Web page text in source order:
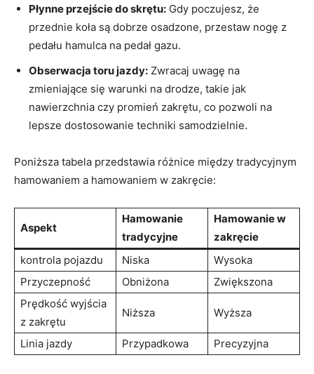
Płynne przejście do skrętu: Gdy poczujesz, że
przednie koła są dobrze osadzone, przestaw nogę z
pedału hamulca na pedał gazu.
Obserwacja toru jazdy: Zwracaj uwagę na
zmieniające się warunki na drodze, takie jak
nawierzchnia czy promień zakrętu, co pozwoli na
lepsze dostosowanie techniki samodzielnie.
Poniższa tabela przedstawia różnice między tradycyjnym
hamowaniem a hamowaniem w zakręcie:
Aspekt
Hamowanie
tradycyjne
Hamowanie w
zakręcie
kontrola pojazdu
Niska
Wysoka
Przyczepność
Obniżona
Zwiększona
Prędkość wyjścia
z zakrętu
Niższa Wyższa
Linia jazdy Przypadkowa Precyzyjna